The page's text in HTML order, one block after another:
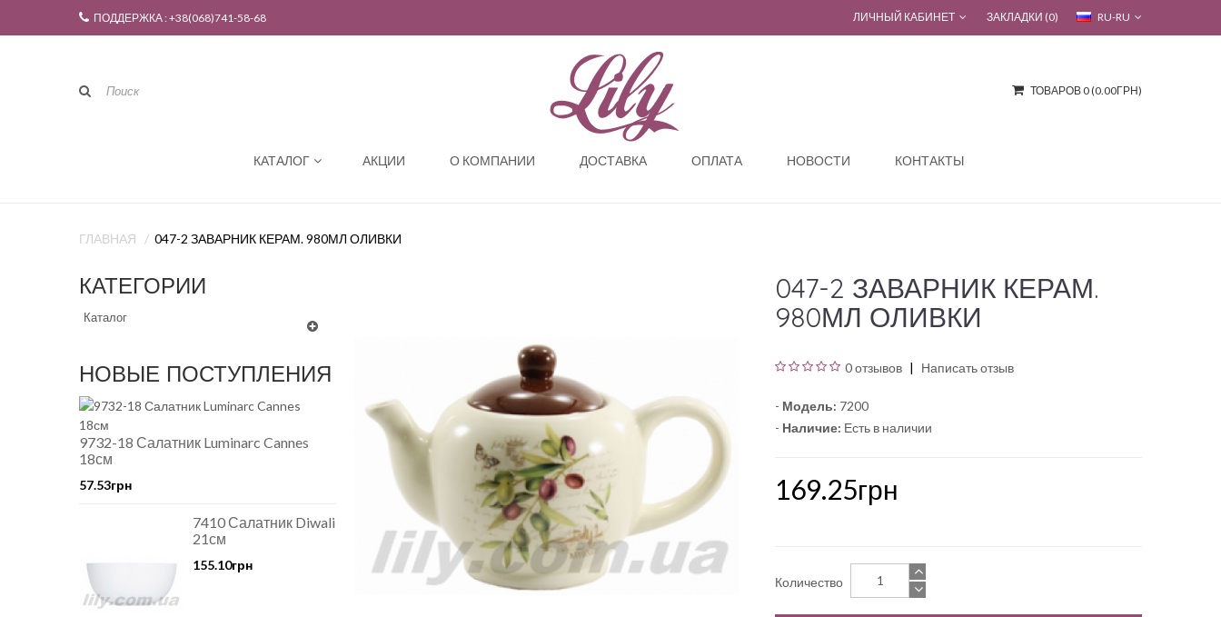
ПОДДЕРЖКА : +38(068)741-58-68 RU-RU
ЛИЧНЫЙ КАБИНЕТ ЗАКЛАДКИ (0)
ТОВАРОВ 0 (0.00ГРН)
КАТАЛОГ АКЦИИ О КОМПАНИИ ДОСТАВКА ОПЛАТА НОВОСТИ КОНТАКТЫ
ГЛАВНАЯ 047-2 ЗАВАРНИК КЕРАМ. 980МЛ ОЛИВКИ
КАТЕГОРИИ
Каталог
НОВЫЕ ПОСТУПЛЕНИЯ
9732-18 Салатник Luminarc Cannes
18см
57.53грн
7410 Салатник Diwali
21см
155.10грн
047-2 ЗАВАРНИК КЕРАМ.
980МЛ ОЛИВКИ
0 отзывов Написать отзыв
- Модель: 7200
- Наличие: Есть в наличии
169.25грн
Количество